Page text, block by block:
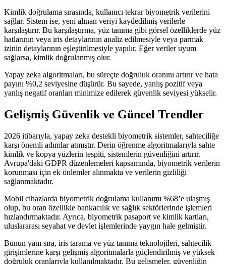
Kimlik doğrulama sırasında, kullanıcı tekrar biyometrik verilerini
sağlar. Sistem ise, yeni alınan veriyi kaydedilmiş verilerle
karşılaştırır. Bu karşılaştırma, yüz tanıma gibi görsel özelliklerde yüz
hatlarının veya iris detaylarının analiz edilmesiyle veya parmak
izinin detaylarının eşleştirilmesiyle yapılır. Eğer veriler uyum
sağlarsa, kimlik doğrulanmış olur.
Yapay zeka algoritmaları, bu süreçte doğruluk oranını artırır ve hata
payını %0,2 seviyesine düşürür. Bu sayede, yanlış pozitif veya
yanlış negatif oranları minimize edilerek güvenlik seviyesi yükselir.
Gelişmiş Güvenlik ve Güncel Trendler
2026 itibarıyla, yapay zeka destekli biyometrik sistemler, sahteciliğe
karşı önemli adımlar atmıştır. Derin öğrenme algoritmalarıyla sahte
kimlik ve kopya yüzlerin tespiti, sistemlerin güvenliğini artırır.
Avrupa'daki GDPR düzenlemeleri kapsamında, biyometrik verilerin
korunması için ek önlemler alınmakta ve verilerin gizliliği
sağlanmaktadır.
Mobil cihazlarda biyometrik doğrulama kullanımı %68’e ulaşmış
olup, bu oran özellikle bankacılık ve sağlık sektörlerinde işlemleri
hızlandırmaktadır. Ayrıca, biyometrik pasaport ve kimlik kartları,
uluslararası seyahat ve devlet işlemlerinde yaygın hale gelmiştir.
Bunun yanı sıra, iris tarama ve yüz tanıma teknolojileri, sahtecilik
girişimlerine karşı gelişmiş algoritmalarla güçlendirilmiş ve yüksek
doğruluk oranlarıyla kullanılmaktadır. Bu gelişmeler, güvenliğin